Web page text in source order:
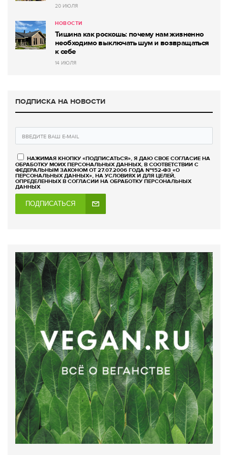
20 ИЮЛЯ
НОВОСТИ
Тишина как роскошь: почему нам жизненно
необходимо выключать шум и возвращаться
к себе
14 ИЮЛЯ
ПОДПИСКА НА НОВОСТИ
НАЖИМАЯ КНОПКУ «ПОДПИСАТЬСЯ», Я ДАЮ СВОЕ СОГЛАСИЕ НА
ОБРАБОТКУ МОИХ ПЕРСОНАЛЬНЫХ ДАННЫХ, В СООТВЕТСТВИИ С
ФЕДЕРАЛЬНЫМ ЗАКОНОМ ОТ 27.07.2006 ГОДА №152-ФЗ «О
ПЕРСОНАЛЬНЫХ ДАННЫХ», НА УСЛОВИЯХ И ДЛЯ ЦЕЛЕЙ,
ОПРЕДЕЛЕННЫХ В СОГЛАСИИ НА ОБРАБОТКУ ПЕРСОНАЛЬНЫХ
ДАННЫХ
ПОДПИСАТЬСЯ